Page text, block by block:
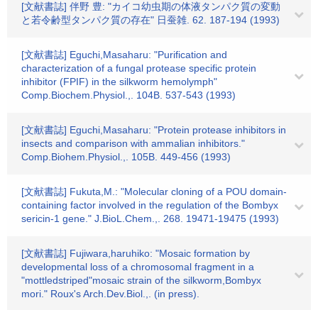
[文献書誌] 伴野 豊: "カイコ幼虫期の体液タンパク質の変動
と若令齢型タンパク質の存在" 日蚕雑. 62. 187-194 (1993)
[文献書誌] Eguchi,Masaharu: "Purification and
characterization of a fungal protease specific protein
inhibitor (FPIF) in the silkworm hemolymph"
Comp.Biochem.Physiol.,. 104B. 537-543 (1993)
[文献書誌] Eguchi,Masaharu: "Protein protease inhibitors in
insects and comparison with ammalian inhibitors."
Comp.Biohem.Physiol.,. 105B. 449-456 (1993)
[文献書誌] Fukuta,M.: "Molecular cloning of a POU domain-
containing factor involved in the regulation of the Bombyx
sericin-1 gene." J.BioL.Chem.,. 268. 19471-19475 (1993)
[文献書誌] Fujiwara,haruhiko: "Mosaic formation by
developmental loss of a chromosomal fragment in a
"mottledstriped"mosaic strain of the silkworm,Bombyx
mori." Roux's Arch.Dev.Biol.,. (in press).